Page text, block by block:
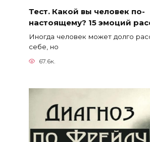
Тест. Какой вы человек по-
настоящему? 15 эмоций
Иногда человек может долго
себе, но
67.6к.